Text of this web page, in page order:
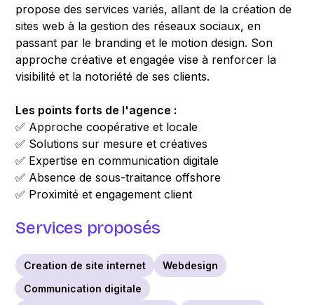
propose des services variés, allant de la création de
sites web à la gestion des réseaux sociaux, en
passant par le branding et le motion design. Son
approche créative et engagée vise à renforcer la
visibilité et la notoriété de ses clients.
Les points forts de l'agence :
✅ Approche coopérative et locale
✅ Solutions sur mesure et créatives
✅ Expertise en communication digitale
✅ Absence de sous-traitance offshore
✅ Proximité et engagement client
Services proposés
Creation de site internet
Webdesign
Communication digitale